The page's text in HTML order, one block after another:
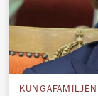
KUNGAFAMILJEN